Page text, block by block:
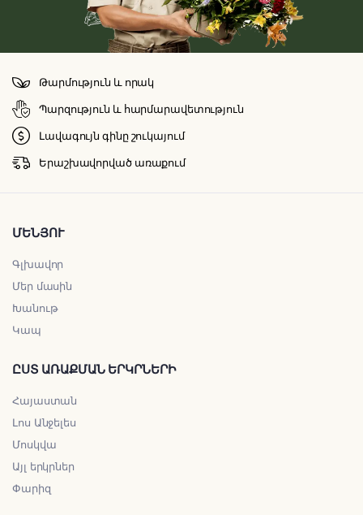
Թարմություն և որակ
Պարզություն և հարմարավետություն
Լավագույն գինը շուկայում
Երաշխավորված առաքում
ՄԵՆՅՈՒ
Գլխավոր
Մեր մասին
Խանութ
Կապ
ԸՍՏ ԱՌԱՔՄԱՆ ԵՐԿՐՆԵՐԻ
Հայաստան
Լոս Անջելես
Մոսկվա
Այլ երկրներ
Փարիզ